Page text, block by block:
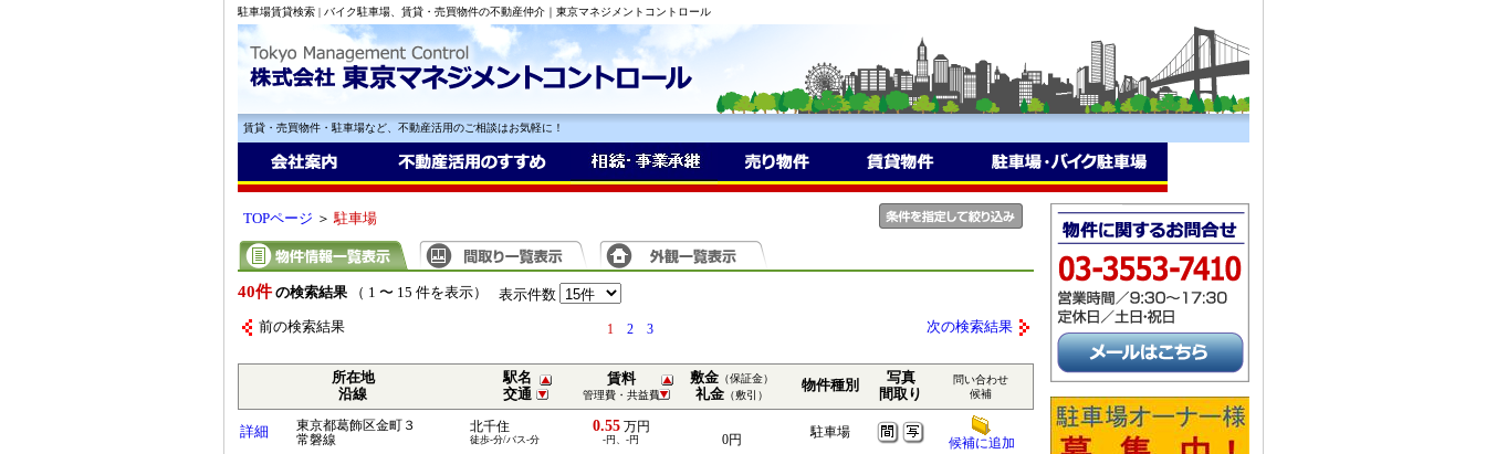
駐車場賃貸検索 | バイク駐車場、賃貸・売買物件の不動産仲介｜東京マネジメントコントロール
賃貸・売買物件・駐車場など、不動産活用のご相談はお気軽に！
TOPページ ＞駐車場
40件 の検索結果（ 1 〜 15 件を表示） 表示件数
前の検索結果 1 2 3 次の検索結果
所在地
沿線
駅名
交通
賃料
管理費・共益費
敷金（保証金）
礼金（敷引）
物件種別
写真
間取り
問い合わせ
候補
詳細
東京都葛飾区金町３
常磐線
北千住
徒歩-分/バス-分
0.55万円
-円、-円 0円
駐車場
候補に追加